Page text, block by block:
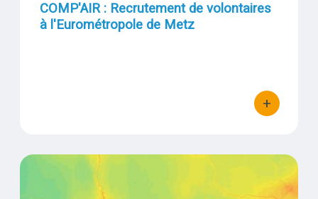
COMP'AIR : Recrutement de volontaires
à l'Eurométropole de Metz
+
bouton
SIRANet - une révolution dans la prévision de la qualité de l’air